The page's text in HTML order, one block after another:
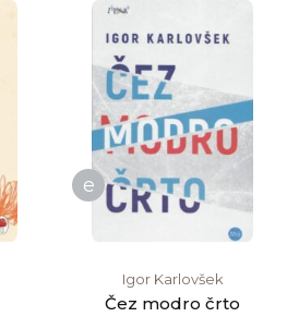
e
Igor Karlovšek
Čez modro črto